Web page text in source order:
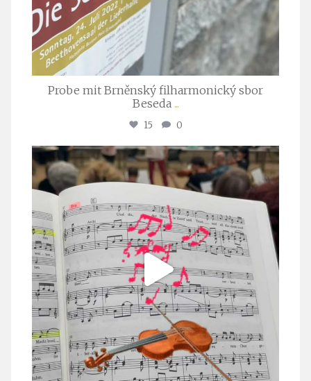
Probe mit Brněnský filharmonický sbor
Beseda ...
15 0
stuttgarter_oratorienchor
Juli 23